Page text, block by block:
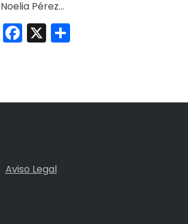
Noelia Pérez…
Facebook
X
Aviso Legal